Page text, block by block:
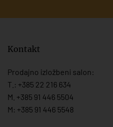
Kontakt
Prodajno izložbeni salon:
T.: +385 22 216 634
M. +385 91 446 5504
M: +385 91 446 5548